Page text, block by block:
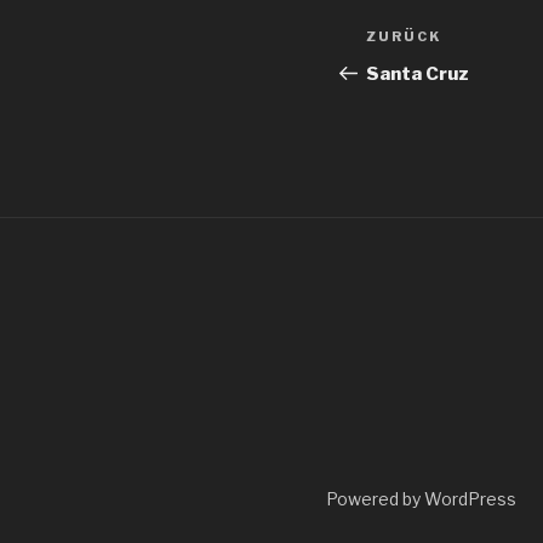
Vorheriger
Beitrag
ZURÜCK
Santa Cruz
Powered by WordPress